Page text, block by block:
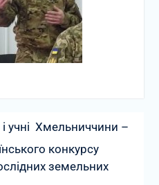
учні Хмельниччини –
конкурсу
земельних